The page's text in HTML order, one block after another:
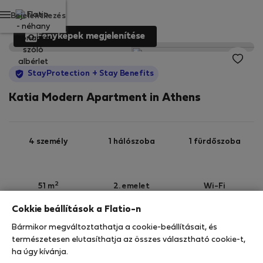
Bejelentkezés
Fényképek megjelenítése
StayProtection + Stay Benefits
Katia Modern Apartment in Athens
4 személy 1 hálószoba 1 fürdőszoba
51 m2 2. emelet Wi-Fi
Az Ön tartózkodását ebben az ingatlanban a
StayProtection
Cokkie beállítások a Flatio-n
Bármikor megváltoztathatja a cookie-beállításait, és
természetesen elutasíthatja az összes választható cookie-t,
ha úgy kívánja.